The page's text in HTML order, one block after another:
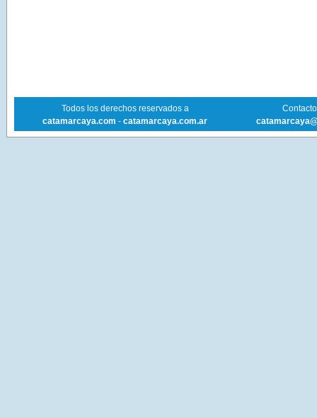
Todos los derechos reservados a
catamarcaya.com - catamarcaya.com.ar